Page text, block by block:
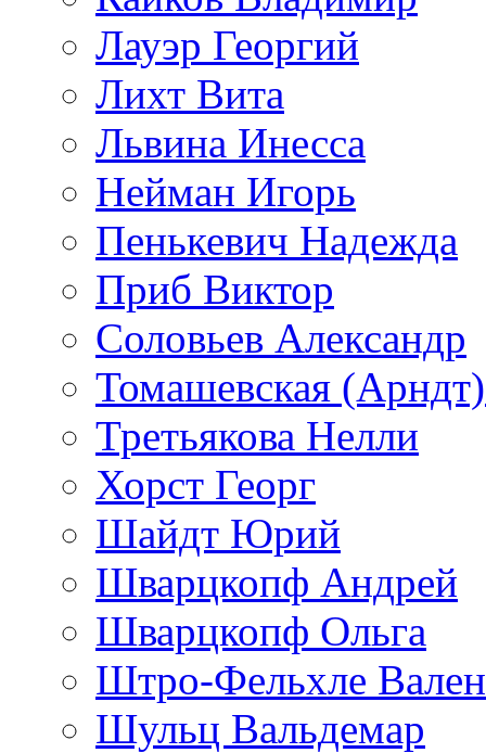
Лауэр Георгий
Лихт Вита
Львина Инесса
Нейман Игорь
Пенькевич Надежда
Приб Виктор
Соловьев Александр
Томашевская
Третьякова Нелли
Хорст Георг
Шайдт Юрий
Шварцкопф Андрей
Шварцкопф Ольга
Штро-Фельхле
Шульц Вальдемар